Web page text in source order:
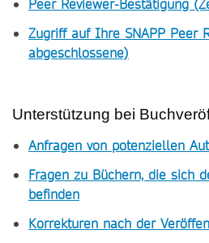
Peer Reviewer-Bestätigung
Zugriff auf Ihre SNAPP Peer
abgeschlossene)
Unterstützung bei
Anfragen von potenziellen
Fragen zu Büchern, die sich
befinden
Korrekturen nach der